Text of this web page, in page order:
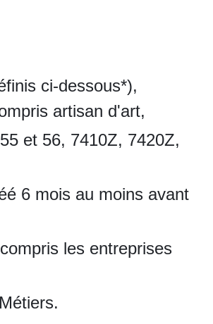
ci-dessous*),
artisan d'art,
et 56, 7410Z, 7420Z,
6 mois au moins avant
les entreprises